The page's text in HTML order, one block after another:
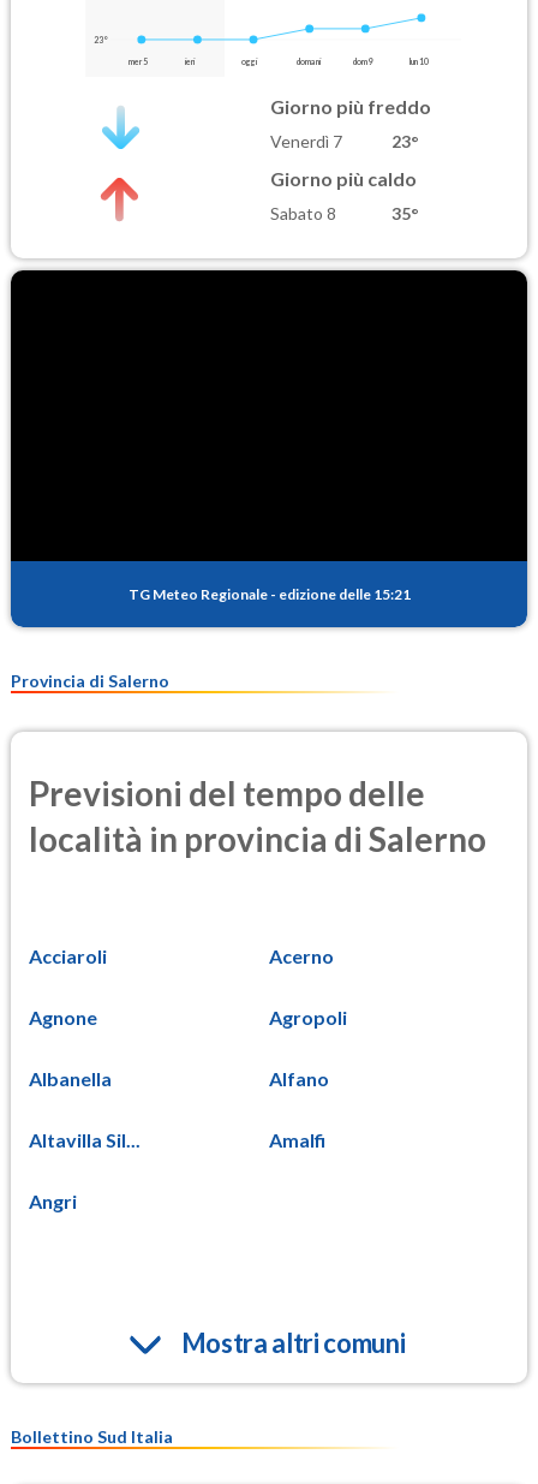
23°
mer 5 ieri oggi domani dom 9 lun 10
Giorno più freddo
Venerdì 7 23°
Giorno più caldo
Sabato 8 35°
TG Meteo Regionale - edizione delle 15:21
Provincia di Salerno
Previsioni del tempo delle
località in provincia di Salerno
Acciaroli Acerno
Agnone Agropoli
Albanella Alfano
Altavilla Sil... Amalfi
Angri
Mostra altri comuni
Bollettino Sud Italia